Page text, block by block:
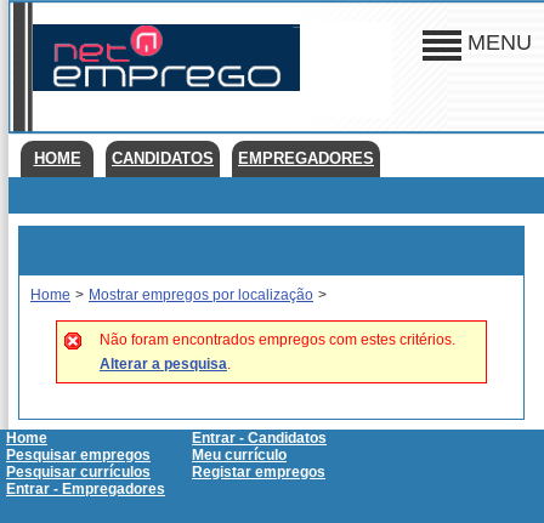
MENU
HOME CANDIDATOS EMPREGADORES
Home > Mostrar empregos por localização >
Não foram encontrados empregos com estes critérios.
Alterar a pesquisa.
Home
Entrar - Candidatos
Pesquisar empregos
Meu currículo
Pesquisar currículos
Registar empregos
Entrar - Empregadores